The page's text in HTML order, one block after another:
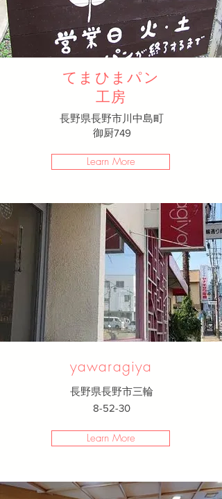
てまひまパン
工房
長野県長野市川中島町
御厨749
Learn More
yawaragiya
長野県長野市三輪
8-52-30
Learn More